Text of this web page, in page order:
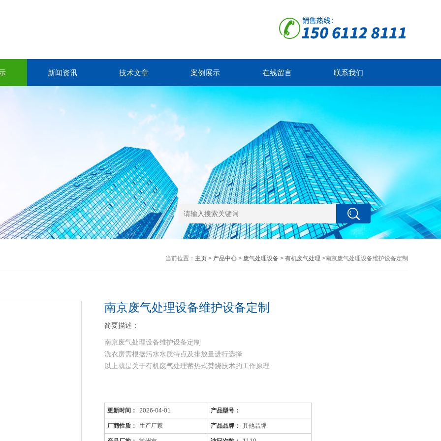
新闻资讯 技术文章 案例展示 在线留言 联系我们
当前位置： 主页> 产品中心> 废气处理设备> 有机废气处理 >南京废气处理设备维护设备定制
南京废气处理设备维护设备定制
简要描述：
南京废气处理设备维护设备定制
洗衣房需根据污水水质特点及排放量进行选择
以上就是关于有机废气处理蓄热式焚烧技术的工作原理
更新时间： 2026-04-01 产品型号：
厂商性质： 生产厂家 产品品牌： 其他品牌